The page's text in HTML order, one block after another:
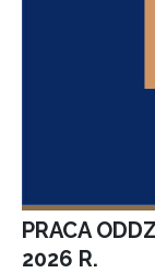
PRACA
2026 R.